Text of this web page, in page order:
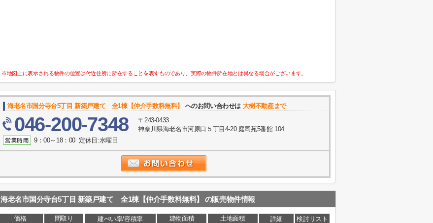
※地図上に表示される物件の位置は付近住所に所在することを表すものであり、実際の物件所在地とは異なる場合がございます。
海老名市国分寺台5丁目 新築戸建て 全1棟【仲介手数料無料】 へのお問い合わせは 大樹不動産まで
046-200-7348
〒243-0433
神奈川県海老名市河原口５丁目4-20 庭司苑5番館 104
9：00～18：00 定休日:水曜日
海老名市国分寺台5丁目 新築戸建て 全1棟【仲介手数料無料】 の販売物件情報
価格 間取り 建ぺい率/容積率 建物面積 土地面積 詳細
検討リスト